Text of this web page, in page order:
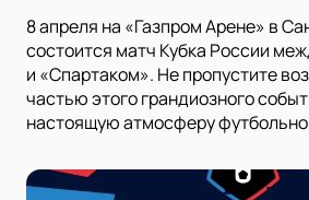
8 апреля на «Газпром Арене» в
состоится матч Кубка России
и «Спартаком». Не пропустите
частью этого грандиозного
настоящую атмосферу